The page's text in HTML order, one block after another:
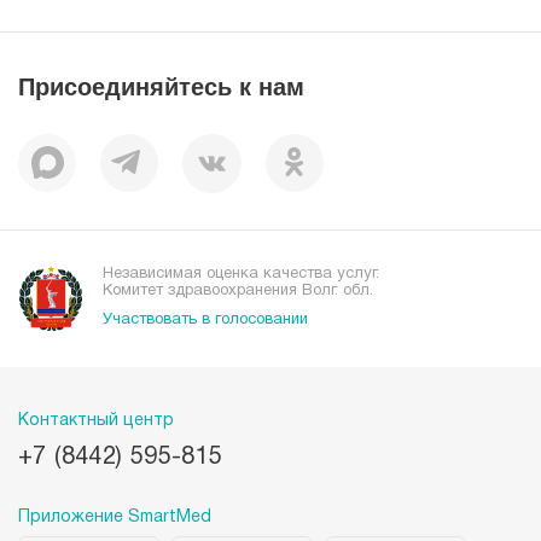
Пациентам
Присоединяйтесь к нам
Независимая оценка качества услуг.
Комитет здравоохранения Волг. обл.
Участвовать в голосовании
Контактный центр
+7 (8442) 595-815
Приложение SmartMed